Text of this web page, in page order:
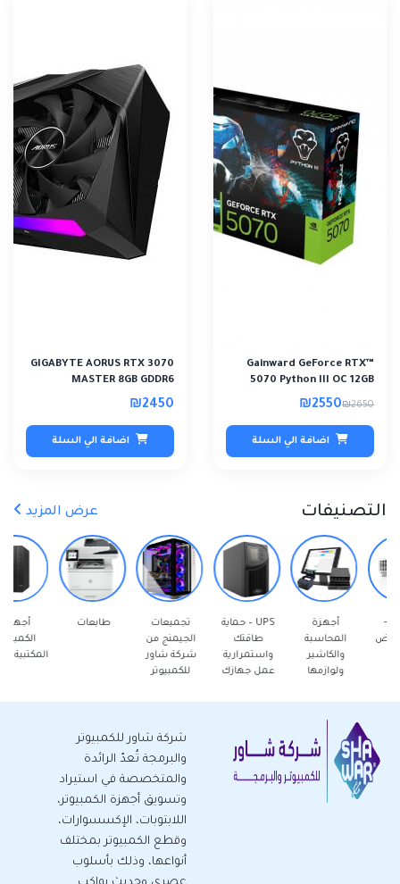
Gainward GeForce RTX™
5070 Python III OC 12GB
GDDR7 Graphics..
₪2650
₪2550
اضافة الي السلة
GIGABYTE AORUS RTX 3070
MASTER 8GB GDDR6
₪2450
اضافة الي السلة
التصنيفات عرض المزيد
المحاسبة
والكاشير
ولوازمها
UPS – حماية
طاقتك
واستمرارية
عمل جهازك
تجميعات
الجيمنج من
شركة شاور
للكمبيوتر
طابعات
الكمبيوتر
المكتبية - جديد
شركة شاور للكمبيوتر
والبرمجة تُعدّ الرائدة
والمتخصصة في استيراد
وتسويق أجهزة الكمبيوتر،
اللابتوبات، الإكسسوارات،
وقطع الكمبيوتر بمختلف
أنواعها، وذلك بأسلوب